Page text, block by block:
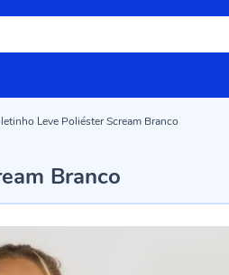
Leve Poliéster Scream Branco
Branco